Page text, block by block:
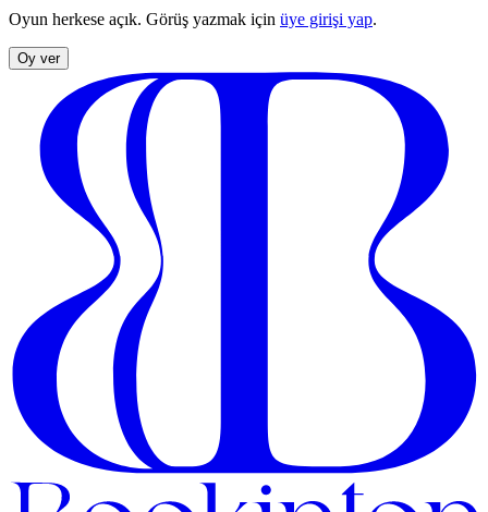
Oyun herkese açık. Görüş yazmak için üye girişi yap.
Oy ver